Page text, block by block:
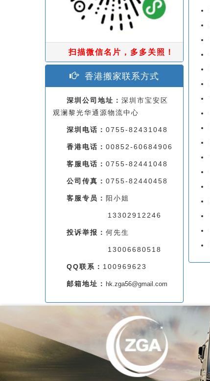
扫描微信名片，多多关照！
香港搬家联系方式
深圳公司地址： 深圳市宝安区
观澜黎光华通源物流中心
深圳电话： 0755-82431048
香港电话： 00852-60684906
客服电话： 0755-82441048
公司传真： 0755-82440458
客服专员： 阳小姐
13302912246
投诉举报： 何先生
13006680518
QQ联系： 100969623
邮箱地址： hk.zga56@gmail.com